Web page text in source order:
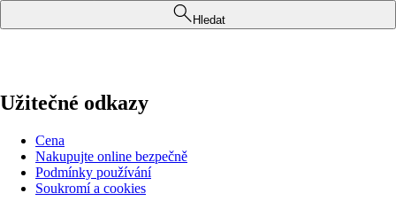
Hledat
Užitečné odkazy
Cena
Nakupujte online bezpečně
Podmínky používání
Soukromí a cookies